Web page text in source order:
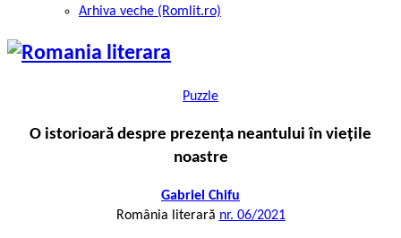
Arhiva veche (Romlit.ro)
Puzzle
O istorioară despre prezența neantului în viețile
noastre
Gabriel Chifu
România literară nr. 06/2021